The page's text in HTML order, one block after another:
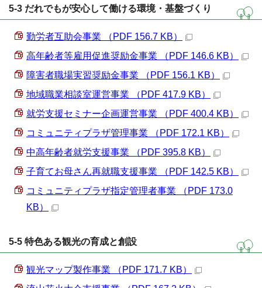
5-3 だれでもが安心して働ける環境・基盤づくり
勤労者互助会事業 （PDF 156.7 KB）
高年齢者等雇用促進奨励金事業 （PDF 146.6 KB）
障害者職場実習奨励金事業 （PDF 156.1 KB）
地域職業相談室運営事業 （PDF 417.9 KB）
就労支援セミナー企画運営事業 （PDF 400.4 KB）
コミュニティプラザ管理事業 （PDF 172.1 KB）
中高年齢者就労支援事業 （PDF 395.8 KB）
子育てお母さん再就職支援事業 （PDF 142.5 KB）
コミュニティプラザ指定管理者事業 （PDF 173.0
KB）
5-5 特色ある観光の育成と創設
観光マップ製作事業 （PDF 171.7 KB）